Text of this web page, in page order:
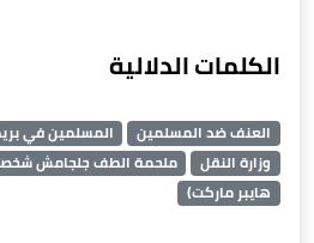
الكلمات الدلالية
العنف ضد المسلمين المسلمين في
وزارة النقل
ملحمة الطف جلجامش
هايبر ماركت)